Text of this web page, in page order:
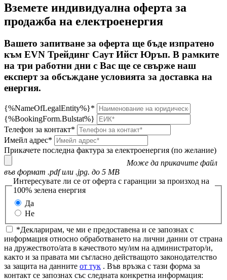
Вземете индивидуална оферта за
продажба на електроенергия
Вашето запитване за оферта ще бъде изпратено
към EVN Трейдинг Саут Ийст Юръп. В рамките
на три работни дни с Вас ще се свърже наш
експерт за обсъждане условията за доставка на
енергия.
{%NameOfLegalEntity%}*
{%BookingForm.Bulstat%}
Телефон за контакт*
Имейл адрес*
Прикачете последна фактура за електроенергия (по желание)
Може да прикачите файл
във формат .pdf или .jpg. до 5 MB
Интересувате ли се от оферта с гаранции за произход на
100% зелена енергия
Да
Не
*Декларирам, че ми е предоставена и се запознах с
информация относно обработването на лични данни от страна
на дружеството/ата в качеството му/им на администратор/и,
както и за правата ми съгласно действащото законодателство
за защита на данните от тук . Във връзка с тази форма за
контакт се запознах със следната конкретна информация: